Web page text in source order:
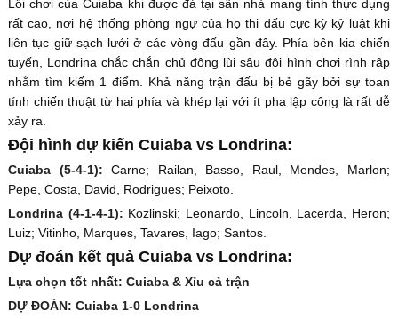
Lối chơi của Cuiaba khi được đá tại sân nhà mang tính thực dụng
rất cao, nơi hệ thống phòng ngự của họ thi đấu cực kỳ kỷ luật khi
liên tục giữ sạch lưới ở các vòng đấu gần đây. Phía bên kia chiến
tuyến, Londrina chắc chắn chủ động lùi sâu đội hình chơi rình rập
nhằm tìm kiếm 1 điểm. Khả năng trận đấu bị bẻ gãy bởi sự toan
tính chiến thuật từ hai phía và khép lại với ít pha lập công là rất dễ
xảy ra.
Đội hình dự kiến Cuiaba vs Londrina:
Cuiaba (5-4-1):Carne; Railan, Basso, Raul, Mendes, Marlon;
Pepe, Costa, David, Rodrigues; Peixoto.
Londrina (4-1-4-1): Kozlinski; Leonardo, Lincoln, Lacerda, Heron;
Luiz; Vitinho, Marques, Tavares, Iago; Santos.
Dự đoán kết quả Cuiaba vs Londrina:
Lựa chọn tốt nhất: Cuiaba & Xỉu cả trận
DỰ ĐOÁN: Cuiaba 1-0 Londrina